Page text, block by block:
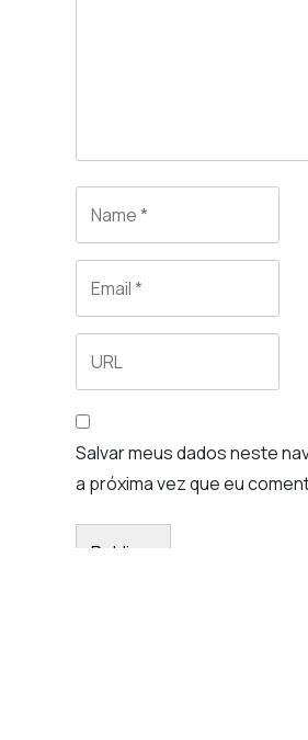
Salvar meus dados neste
a próxima vez que eu